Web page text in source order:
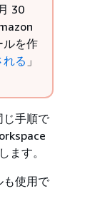
30
ルを作
る 」
じ手順で
ます。
も使用で